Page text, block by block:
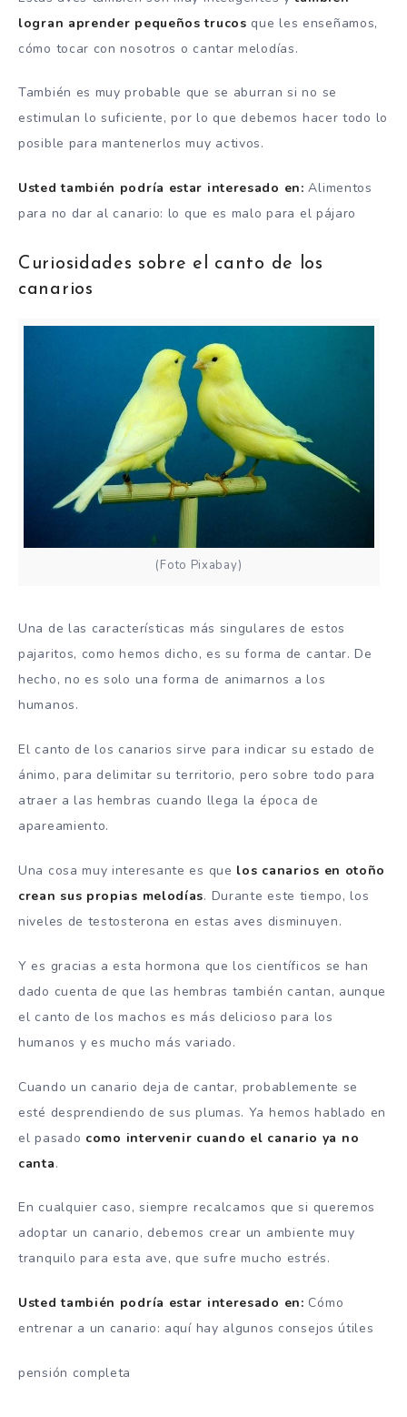
logran aprender pequeños trucos que les enseñamos,
cómo tocar con nosotros o cantar melodías.
También es muy probable que se aburran si no se
estimulan lo suficiente, por lo que debemos hacer todo lo
posible para mantenerlos muy activos.
Usted también podría estar interesado en:Alimentos
para no dar al canario: lo que es malo para el pájaro
Curiosidades sobre el canto de los
canarios
(Foto Pixabay)
Una de las características más singulares de estos
pajaritos, como hemos dicho, es su forma de cantar. De
hecho, no es solo una forma de animarnos a los
humanos.
El canto de los canarios sirve para indicar su estado de
ánimo, para delimitar su territorio, pero sobre todo para
atraer a las hembras cuando llega la época de
apareamiento.
Una cosa muy interesante es que los canarios en otoño
crean sus propias melodías. Durante este tiempo, los
niveles de testosterona en estas aves disminuyen.
Y es gracias a esta hormona que los científicos se han
dado cuenta de que las hembras también cantan, aunque
el canto de los machos es más delicioso para los
humanos y es mucho más variado.
Cuando un canario deja de cantar, probablemente se
esté desprendiendo de sus plumas. Ya hemos hablado en
el pasado como intervenir cuando el canario ya no
canta.
En cualquier caso, siempre recalcamos que si queremos
adoptar un canario, debemos crear un ambiente muy
tranquilo para esta ave, que sufre mucho estrés.
Usted también podría estar interesado en: Cómo
entrenar a un canario: aquí hay algunos consejos útiles
pensión completa